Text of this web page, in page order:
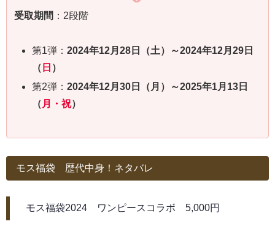
受取期間 ：2段階
第1弾：2024年12月28日（土）～2024年12月29日
（ 日 ）
第2弾：2024年12月30日（月）～2025年1月13日
（ 月・祝）
モス福袋 歴代中身！ネタバレ
モス福袋2024 ワンピースコラボ 5,000円